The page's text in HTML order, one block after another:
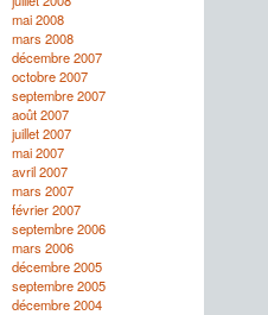
mai 2008
mars 2008
décembre 2007
octobre 2007
septembre 2007
août 2007
juillet 2007
mai 2007
avril 2007
mars 2007
février 2007
septembre 2006
mars 2006
décembre 2005
septembre 2005
décembre 2004